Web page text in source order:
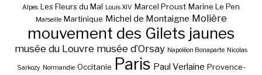
Alpes Les Fleurs du Mal Louis XIV Marcel Proust Marine Le Pen
Marseille Martinique Michel de Montaigne Molière
mouvement des Gilets jaunes
musée du Louvre musée d’Orsay Napoléon Bonaparte Nicolas
Sarkozy Normandie Occitanie Paris Paul Verlaine Provence-